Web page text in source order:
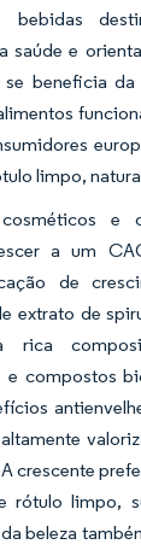
saúde e
beneficia da
limpo,
e
a um
de
extrato de
rica
e compostos
crescente
rótulo limpo,
beleza